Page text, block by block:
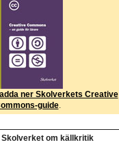
ner Skolverkets Creative
guide.
Skolverket om källkritik